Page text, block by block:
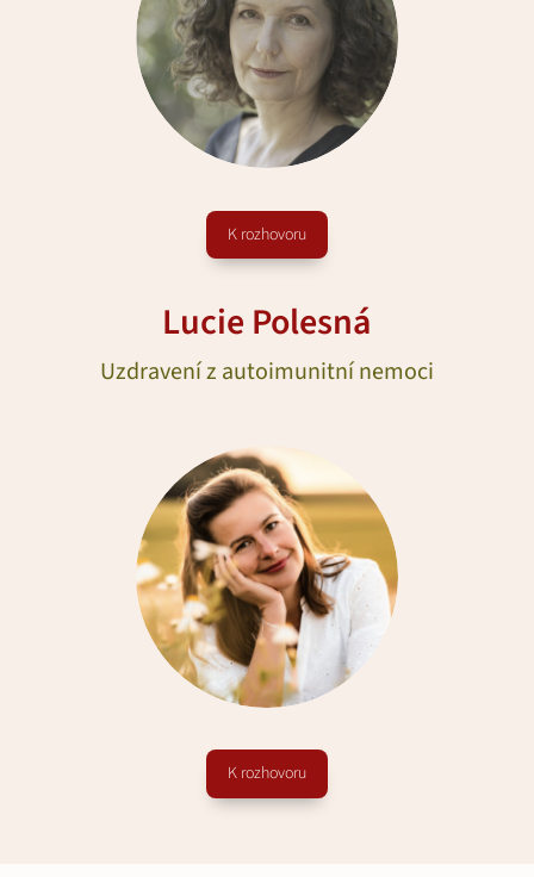
K rozhovoru
Lucie Polesná
Uzdravení z autoimunitní nemoci
K rozhovoru